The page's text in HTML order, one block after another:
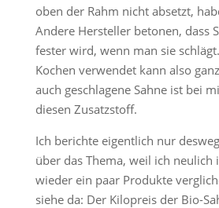
oben der Rahm nicht absetzt,
Andere Hersteller betonen, dass
fester wird, wenn man sie
Kochen verwendet kann also
auch geschlagene Sahne ist bei
diesen Zusatzstoff.
Ich berichte eigentlich nur
über das Thema, weil ich neulich
wieder ein paar Produkte
siehe da: Der Kilopreis der Bio-